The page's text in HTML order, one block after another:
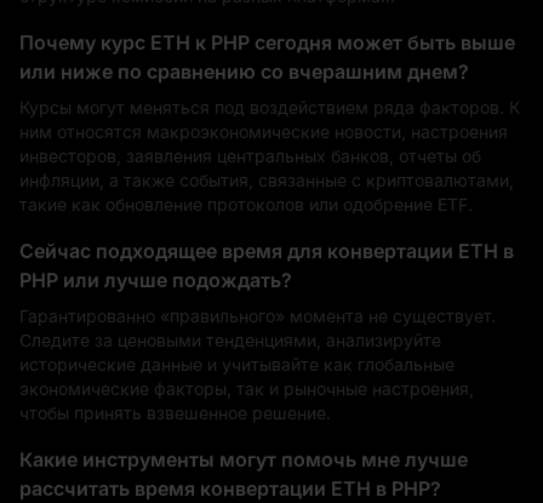
Почему курс ETH к PHP сегодня может быть выше
или ниже по сравнению со вчерашним днем?
Курсы могут меняться под воздействием ряда факторов. К
ним относятся макроэкономические новости, настроения
инвесторов, заявления центральных банков, отчеты об
инфляции, а также события, связанные с криптовалютами,
такие как обновление протоколов или одобрение ETF.
Сейчас подходящее время для конвертации ETH в
PHP или лучше подождать?
Гарантированно «правильного» момента не существует.
Следите за ценовыми тенденциями, анализируйте
исторические данные и учитывайте как глобальные
экономические факторы, так и рыночные настроения,
чтобы принять взвешенное решение.
Какие инструменты могут помочь мне лучше
рассчитать время конвертации ETH в PHP?